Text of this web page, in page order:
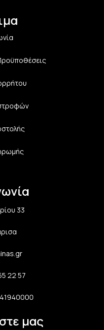
33
22 57
μας